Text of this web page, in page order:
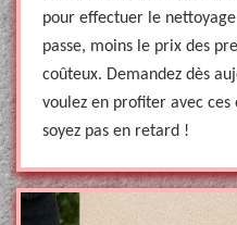
pour effectuer le
passe, moins le prix des
coûteux. Demandez dès
voulez en profiter avec
soyez pas en retard !